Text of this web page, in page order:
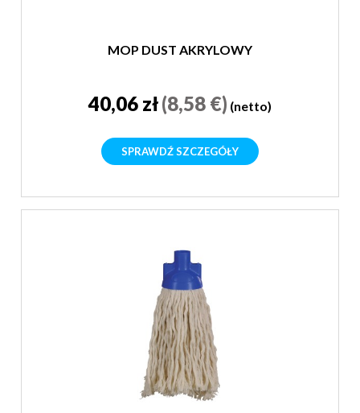
MOP DUST AKRYLOWY
40,06 zł(8,58 €) (netto)
SPRAWDŹ SZCZEGÓŁY